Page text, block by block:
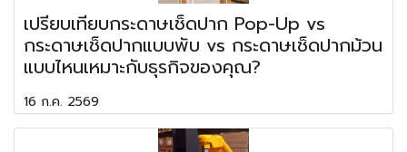
เปรียบเทียบกระดาษเช็ดปาก Pop-Up vs
กระดาษเช็ดปากแบบพับ vs กระดาษเช็ดปากม้วน
แบบไหนเหมาะกับธุรกิจของคุณ?
16 ก.ค. 2569